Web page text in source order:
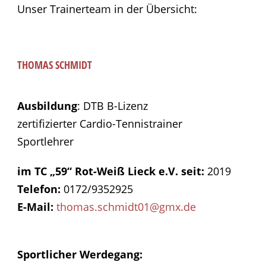
Unser Trainerteam in der Übersicht:
THOMAS SCHMIDT
Ausbildung: DTB B-Lizenz
zertifizierter Cardio-Tennistrainer
Sportlehrer
im TC „59“ Rot-Weiß Lieck e.V. seit: 2019
Telefon: 0172/9352925
E-Mail: thomas.schmidt01@gmx.de
Sportlicher Werdegang: